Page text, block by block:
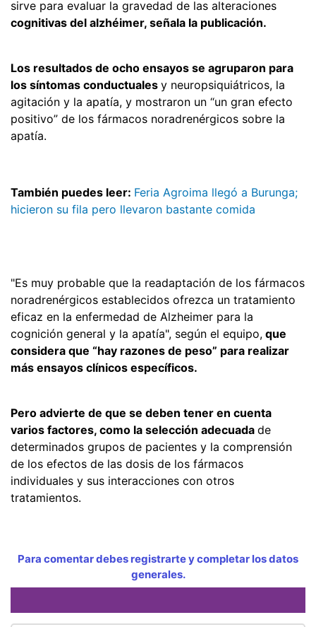
sirve para evaluar la gravedad de las alteraciones
cognitivas del alzhéimer, señala la publicación.
Los resultados de ocho ensayos se agruparon para
los síntomas conductuales y neuropsiquiátricos, la
agitación y la apatía, y mostraron un “un gran efecto
positivo” de los fármacos noradrenérgicos sobre la
apatía.
También puedes leer: Feria Agroima llegó a Burunga;
hicieron su fila pero llevaron bastante comida
"Es muy probable que la readaptación de los fármacos
noradrenérgicos establecidos ofrezca un tratamiento
eficaz en la enfermedad de Alzheimer para la
cognición general y la apatía", según el equipo, que
considera que “hay razones de peso” para realizar
más ensayos clínicos específicos.
Pero advierte de que se deben tener en cuenta
varios factores, como la selección adecuada de
determinados grupos de pacientes y la comprensión
de los efectos de las dosis de los fármacos
individuales y sus interacciones con otros
tratamientos.
Para comentar debes registrarte y completar los datos
generales.